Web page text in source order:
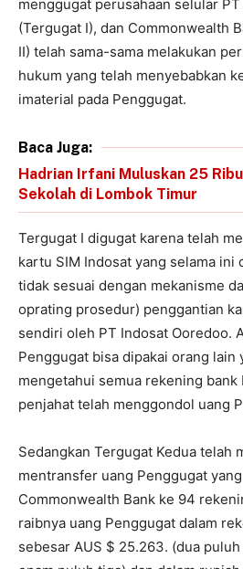
menggugat perusahaan selular
(Tergugat I), dan Commonwealth
II) telah sama-sama melakukan
hukum yang telah menyebabkan
imaterial pada Penggugat.
Baca Juga:
Hadrian Irfani Muluskan 25
Sekolah di Lombok Timur
Tergugat I digugat karena telah
kartu SIM Indosat yang selama ini
tidak sesuai dengan mekanisme
oprating prosedur) penggantian
sendiri oleh PT Indosat Ooredoo.
Penggugat bisa dipakai orang lain
mengetahui semua rekening bank
penjahat telah menggondol uang
Sedangkan Tergugat Kedua telah
mentransfer uang Penggugat
Commonwealth Bank ke 94
raibnya uang Penggugat dalam
sebesar AUS $ 25.263. (dua